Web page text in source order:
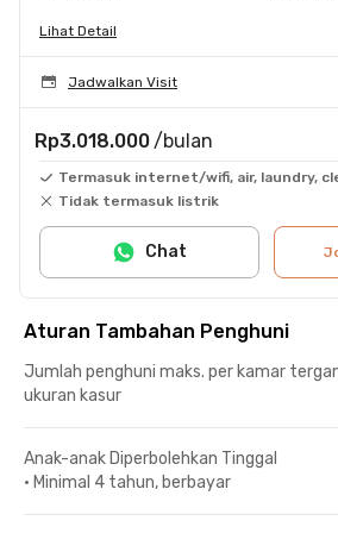
Lihat Detail
Jadwalkan Visit
Rp3.018.000 /bulan
Termasuk internet/wifi, air, laundry,
Tidak termasuk listrik
Chat
Aturan Tambahan Penghuni
Jumlah penghuni maks. per kamar
ukuran kasur
Anak-anak Diperbolehkan Tinggal
• Minimal 4 tahun, berbayar